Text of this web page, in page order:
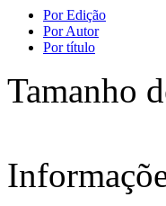
Por Edição
Por Autor
Por título
Tamanho